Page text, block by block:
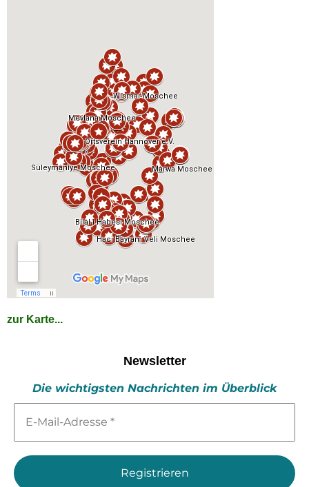
zur Karte...
Newsletter
Die wichtigsten Nachrichten im Überblick
Mail-
*